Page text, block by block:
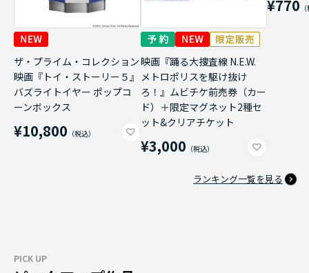
ザ・プライム・コレクション
映画『トイ・ストーリー５』
バズライトイヤー ポップコ
ーンボックス
¥10,800
映画『踊る大捜査線 N.E.W.
メトロポリスを駆け抜け
ろ！』ムビチケ前売券（カー
ド）＋限定マグネット2種セ
ット&クリアチケット
¥3,000
¥770
ランキング一覧を見る
PICK UP